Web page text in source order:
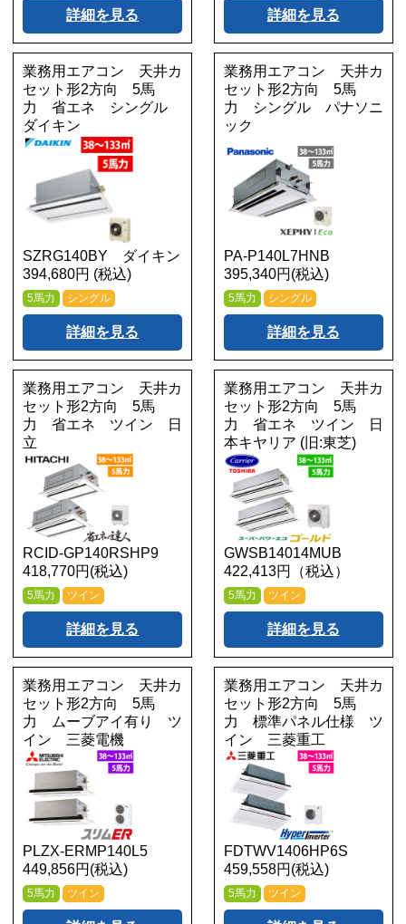
詳細を見る 詳細を見る
業務用エアコン 天井カ
セット形2方向 5馬
力 省エネ シングル
ダイキン
SZRG140BY ダイキン
394,680円 (税込)
5馬力 シングル
詳細を見る
業務用エアコン 天井カ
セット形2方向 5馬
力 シングル パナソニ
ック
PA-P140L7HNB
395,340円(税込)
5馬力 シングル
詳細を見る
業務用エアコン 天井カ
セット形2方向 5馬
力 省エネ ツイン 日
立
RCID-GP140RSHP9
418,770円(税込)
5馬力 ツイン
詳細を見る
業務用エアコン 天井カ
セット形2方向 5馬
力 省エネ ツイン 日
本キヤリア (旧:東芝)
GWSB14014MUB
422,413円（税込）
5馬力 ツイン
詳細を見る
業務用エアコン 天井カ
セット形2方向 5馬
力 ムーブアイ有り ツ
イン 三菱電機
PLZX-ERMP140L5
449,856円(税込)
5馬力 ツイン
業務用エアコン 天井カ
セット形2方向 5馬
力 標準パネル仕様 ツ
イン 三菱重工
FDTWV1406HP6S
459,558円(税込)
5馬力 ツイン